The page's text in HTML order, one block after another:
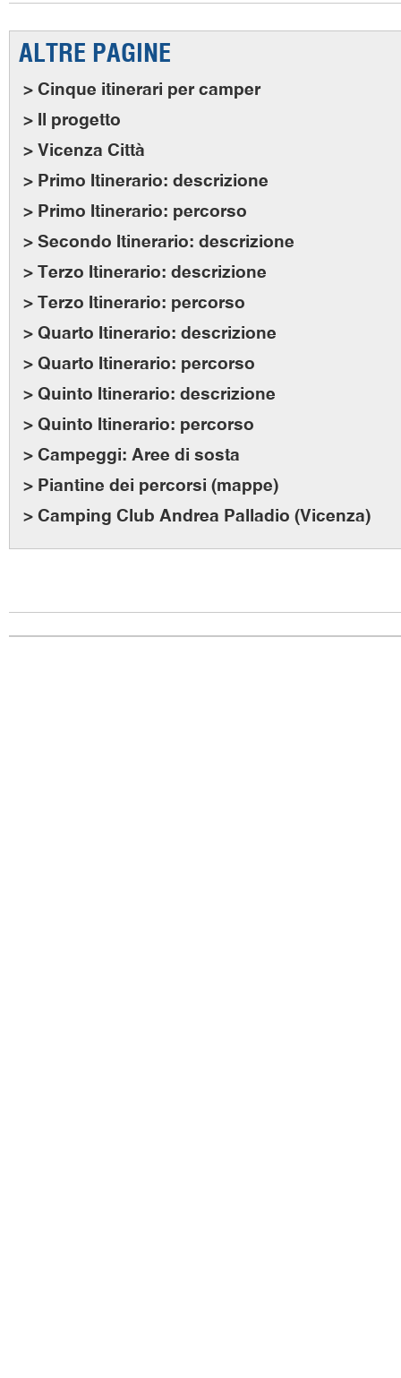
ALTRE PAGINE
> Cinque itinerari per camper
> Il progetto
> Vicenza Città
> Primo Itinerario: descrizione
> Primo Itinerario: percorso
> Secondo Itinerario: descrizione
> Terzo Itinerario: descrizione
> Terzo Itinerario: percorso
> Quarto Itinerario: descrizione
> Quarto Itinerario: percorso
> Quinto Itinerario: descrizione
> Quinto Itinerario: percorso
> Campeggi: Aree di sosta
> Piantine dei percorsi (mappe)
> Camping Club Andrea Palladio (Vicenza)